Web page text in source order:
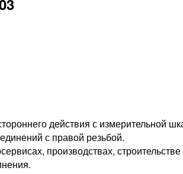
действия с измерительной
с правой резьбой.
производствах,